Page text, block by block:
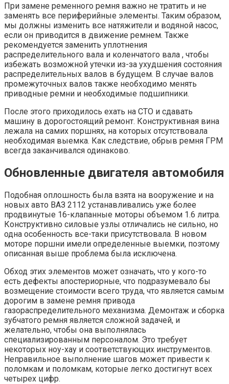
При замене ременного ремня важно не тратить и не
заменять все периферийные элементы. Таким образом,
мы должны изменить все натяжители и водяной насос,
если он приводится в движение ремнем. Также
рекомендуется заменить уплотнения
распределительного вала и коленчатого вала , чтобы
избежать возможной утечки из-за ухудшения состояния
распределительных валов в будущем. В случае валов
промежуточных валов также необходимо менять
приводные ремни и необходимые подшипники.
После этого приходилось ехать на СТО и сдавать
машину в дорогостоящий ремонт. Конструктивная вина
лежала на самих поршнях, на которых отсутствовала
необходимая выемка. Как следствие, обрыв ремня ГРМ
всегда заканчивался одинаково.
Обновленные двигателя автомобиля
Подобная оплошность была взята на вооружение и на
новых авто ВАЗ 2112 устанавливались уже более
продвинутые 16-клапанные моторы объемом 1.6 литра.
Конструктивно силовые узлы отличались не сильно, но
одна особенность все-таки присутствовала. В новом
моторе поршни имели определенные выемки, поэтому
описанная выше проблема была исключена.
Обход этих элементов может означать, что у кого-то
есть дефекты апостериорные, что подразумевало бы
возмещение стоимости всего труда, что является самым
дорогим в замене ремня привода
газораспределительного механизма. Демонтаж и сборка
зубчатого ремня является сложной задачей, и
желательно, чтобы она выполнялась
специализированным персоналом. Это требует
некоторых ноу-хау и соответствующих инструментов.
Неправильное выполнение шагов может привести к
поломкам и поломкам, которые легко достигнут всех
четырех цифр.